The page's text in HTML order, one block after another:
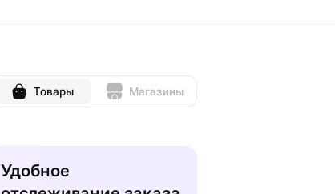
Товары Магазины
Удобное